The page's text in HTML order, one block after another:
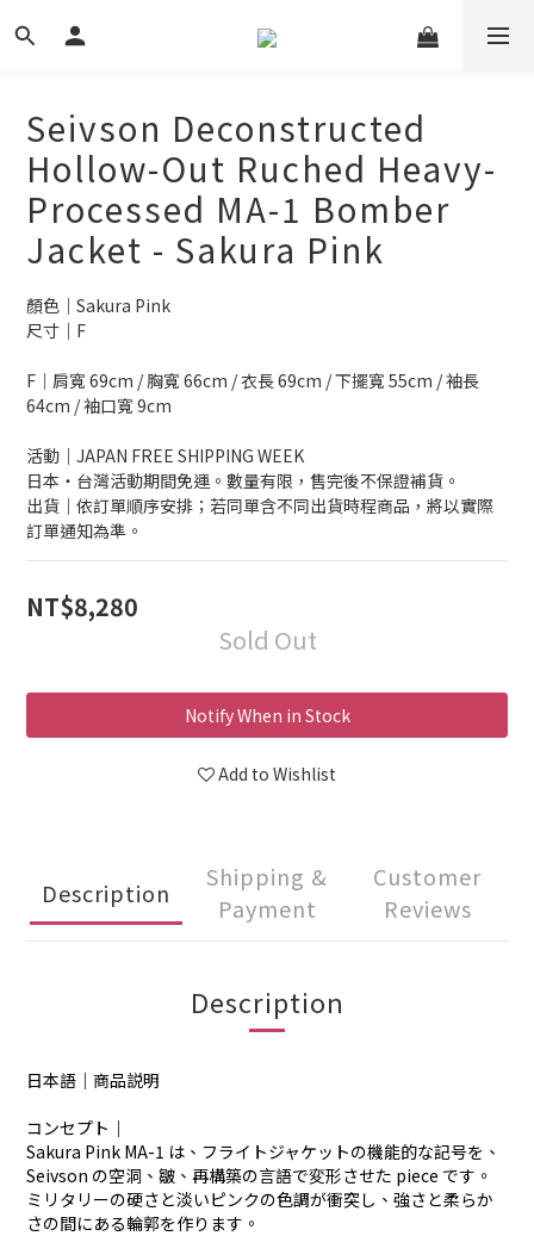
Seivson Deconstructed
Hollow-Out Ruched Heavy-
Processed MA-1 Bomber
Jacket - Sakura Pink
顏色｜Sakura Pink
尺寸｜F
F｜肩寬 69cm / 胸寬 66cm / 衣長 69cm / 下擺寬 55cm / 袖長
64cm / 袖口寬 9cm
活動｜JAPAN FREE SHIPPING WEEK
日本・台灣活動期間免運。數量有限，售完後不保證補貨。
出貨｜依訂單順序安排；若同單含不同出貨時程商品，將以實際
訂單通知為準。
NT$8,280
Sold Out
Notify When in Stock
Add to Wishlist
Description
Shipping &
Payment
Customer
Reviews
Description
日本語｜商品説明
コンセプト｜
Sakura Pink MA-1 は、フライトジャケットの機能的な記号を、
Seivson の空洞、皺、再構築の言語で変形させた piece です。
ミリタリーの硬さと淡いピンクの色調が衝突し、強さと柔らか
さの間にある輪郭を作ります。